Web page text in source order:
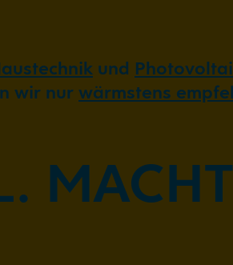
und
wir nur wärmstens